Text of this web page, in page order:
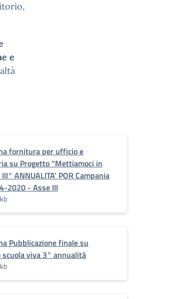
e
fornitura per ufficio e
su Progetto “Mettiamoci in
ANNUALITA’ POR Campania
2020 - Asse III
Pubblicazione finale su
viva 3° annualità